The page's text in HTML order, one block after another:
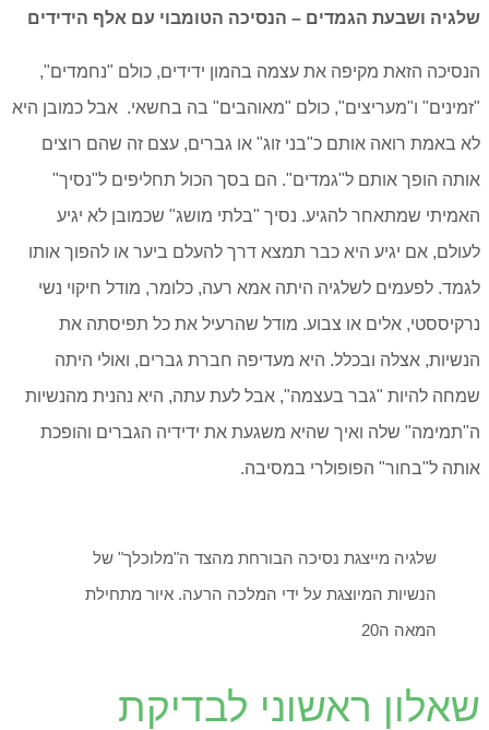
שלגיה ושבעת הגמדים – הנסיכה הטומבוי עם אלף הידידים
הנסיכה הזאת מקיפה את עצמה בהמון ידידים, כולם "נחמדים",
"זמינים" ו"מעריצים", כולם "מאוהבים" בה בחשאי. אבל כמובן היא
לא באמת רואה אותם כ"בני זוג" או גברים, עצם זה שהם רוצים
אותה הופך אותם ל"גמדים". הם בסך הכול תחליפים ל"נסיך"
האמיתי שמתאחר להגיע. נסיך "בלתי מושג" שכמובן לא יגיע
לעולם, אם יגיע היא כבר תמצא דרך להעלם ביער או להפוך אותו
לגמד. לפעמים לשלגיה היתה אמא רעה, כלומר, מודל חיקוי נשי
נרקיססטי, אלים או צבוע. מודל שהרעיל את כל תפיסתה את
הנשיות, אצלה ובכלל. היא מעדיפה חברת גברים, ואולי היתה
שמחה להיות "גבר בעצמה", אבל לעת עתה, היא נהנית מהנשיות
ה"תמימה" שלה ואיך שהיא משגעת את ידידיה הגברים והופכת
אותה ל"בחור" הפופולרי במסיבה.
שלגיה מייצגת נסיכה הבורחת מהצד ה"מלוכלך" של
הנשיות המיוצגת על ידי המלכה הרעה. איור מתחילת
המאה ה20
שאלון ראשוני לבדיקת